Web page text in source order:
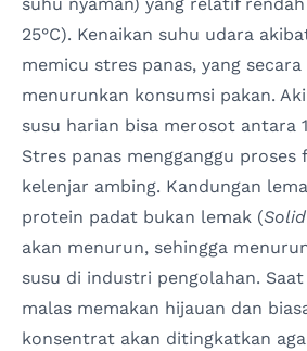
suhu nyaman) yang relatif rendah
25°C). Kenaikan suhu udara
memicu stres panas, yang
menurunkan konsumsi pakan.
susu harian bisa merosot antara
Stres panas mengganggu proses
kelenjar ambing. Kandungan
protein padat bukan lemak (
akan menurun, sehingga
susu di industri pengolahan. Saat
malas memakan hijauan dan
konsentrat akan ditingkatkan